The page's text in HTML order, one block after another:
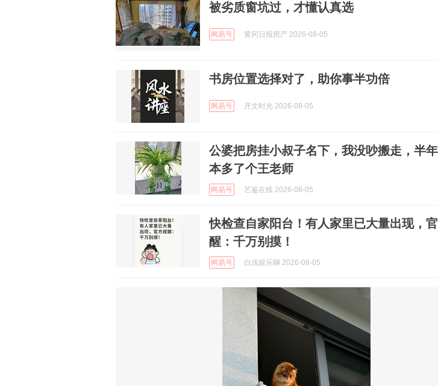
被劣质窗坑过，才懂认真选
网易号 黄冈日报房产 2026-08-05
书房位置选择对了，助你事半功倍
网易号 开文时光 2026-08-05
公婆把房挂小叔子名下，我没吵搬走，半
本多了个王老师
网易号 艺鉴在线 2026-08-05
快检查自家阳台！有人家里已大量出现，
醒：千万别摸！
网易号 白浅娱乐聊 2026-08-05